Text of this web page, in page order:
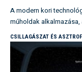
A modern kori
műholdak alkalmazása,
CSILLAGÁSZAT ÉS